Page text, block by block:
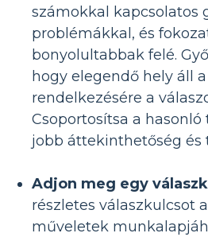
számokkal kapcsolatos
problémákkal, és
bonyolultabbak felé.
hogy elegendő hely áll
rendelkezésére a
Csoportosítsa a
jobb áttekinthetőség és
Adjon meg egy
részletes válaszkulcsot
műveletek